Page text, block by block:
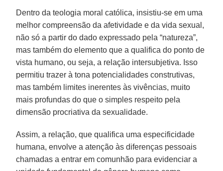
Dentro da teologia moral católica, insistiu-se em uma
melhor compreensão da afetividade e da vida sexual,
não só a partir do dado expressado pela “natureza”,
mas também do elemento que a qualifica do ponto de
vista humano, ou seja, a relação intersubjetiva. Isso
permitiu trazer à tona potencialidades construtivas,
mas também limites inerentes às vivências, muito
mais profundas do que o simples respeito pela
dimensão procriativa da sexualidade.
Assim, a relação, que qualifica uma especificidade
humana, envolve a atenção às diferenças pessoais
chamadas a entrar em comunhão para evidenciar a